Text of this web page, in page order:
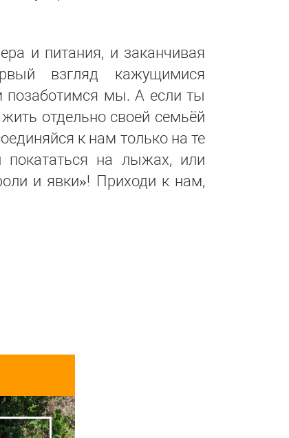
и питания, и заканчивая
взгляд кажущимися
позаботимся мы. А если ты
отдельно своей семьёй
к нам только на те
покататься на лыжах, или
и явки»! Приходи к нам,